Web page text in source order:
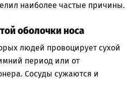
наиболее частые причины.
оболочки носа
людей провоцирует сухой
период или от
Сосуды сужаются и